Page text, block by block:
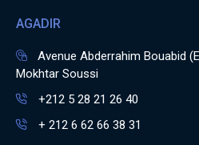
AGADIR
Avenue Abderrahim Bouabid
Mokhtar Soussi
+212 5 28 21 26 40
+ 212 6 62 66 38 31